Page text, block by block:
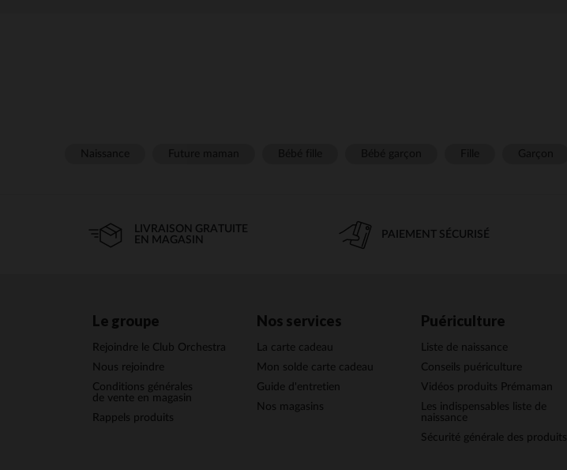
LIVRAISON GRATUITE
EN MAGASIN
PAIEMENT SÉCURISÉ
Le groupe
Rejoindre le Club Orchestra
Nous rejoindre
Conditions générales
de vente en magasin
Rappels produits
Nos services
La carte cadeau
Mon solde carte cadeau
Guide d'entretien
Nos magasins
Puériculture
Liste de naissance
Conseils puériculture
Vidéos produits Prémaman
Les indispensables liste de
naissance
Sécurité générale des produits